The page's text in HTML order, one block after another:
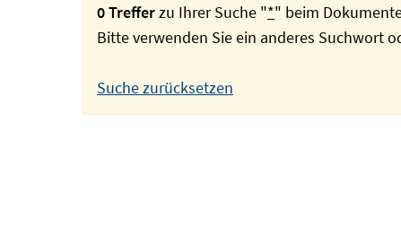
0 Trefferzu Ihrer Suche "*" beim
Bitte verwenden Sie ein anderes Suchwort
Suche zurücksetzen